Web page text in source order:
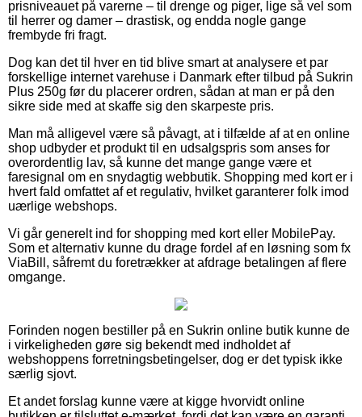
prisniveauet på varerne – til drenge og piger, lige så vel som
til herrer og damer – drastisk, og endda nogle gange
frembyde fri fragt.
Dog kan det til hver en tid blive smart at analysere et par
forskellige internet varehuse i Danmark efter tilbud på Sukrin
Plus 250g før du placerer ordren, sådan at man er på den
sikre side med at skaffe sig den skarpeste pris.
Man må alligevel være så påvagt, at i tilfælde af at en online
shop udbyder et produkt til en udsalgspris som anses for
overordentlig lav, så kunne det mange gange være et
faresignal om en snydagtig webbutik. Shopping med kort er i
hvert fald omfattet af et regulativ, hvilket garanterer folk imod
uærlige webshops.
Vi går generelt ind for shopping med kort eller MobilePay.
Som et alternativ kunne du drage fordel af en løsning som fx
ViaBill, såfremt du foretrækker at afdrage betalingen af flere
omgange.
Forinden nogen bestiller på en Sukrin online butik kunne de
i virkeligheden gøre sig bekendt med indholdet af
webshoppens forretningsbetingelser, dog er det typisk ikke
særlig sjovt.
Et andet forslag kunne være at kigge hvorvidt online